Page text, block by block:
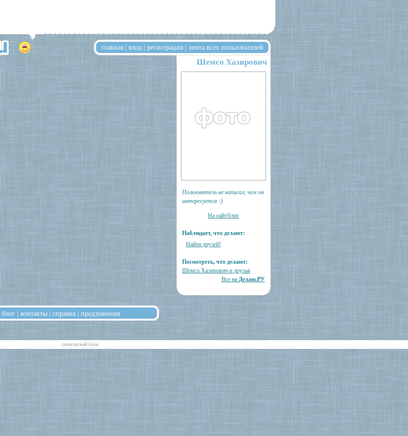
главная | вход | регистрация | лента всех пользователей
Шемсо Хазирович
Пользователь не написал, чем он
интересуется :)
На сайт/блог
Наблюдает, что делают:
Найти друзей!
Посмотреть, что делают:
Шемсо Хазирович и друзья
Все на Делаю.РУ
блог | контакты | справка | предложения
cпонсорский блок: